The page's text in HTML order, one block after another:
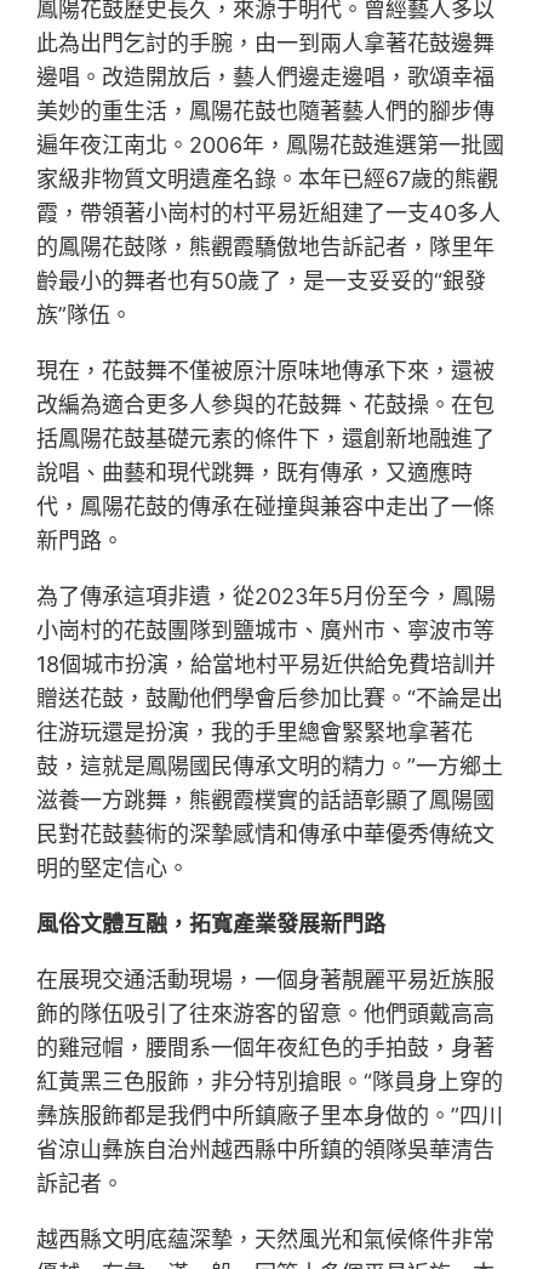
鳳陽花鼓歷史長久，來源于明代。曾經藝人多以
此為出門乞討的手腕，由一到兩人拿著花鼓邊舞
邊唱。改造開放后，藝人們邊走邊唱，歌頌幸福
美妙的重生活，鳳陽花鼓也隨著藝人們的腳步傳
遍年夜江南北。2006年，鳳陽花鼓進選第一批國
家級非物質文明遺產名錄。本年已經67歲的熊觀
霞，帶領著小崗村的村平易近組建了一支40多人
的鳳陽花鼓隊，熊觀霞驕傲地告訴記者，隊里年
齡最小的舞者也有50歲了，是一支妥妥的“銀發
族”隊伍。
現在，花鼓舞不僅被原汁原味地傳承下來，還被
改編為適合更多人參與的花鼓舞、花鼓操。在包
括鳳陽花鼓基礎元素的條件下，還創新地融進了
說唱、曲藝和現代跳舞，既有傳承，又適應時
代，鳳陽花鼓的傳承在碰撞與兼容中走出了一條
新門路。
為了傳承這項非遺，從2023年5月份至今，鳳陽
小崗村的花鼓團隊到鹽城市、廣州市、寧波市等
18個城市扮演，給當地村平易近供給免費培訓并
贈送花鼓，鼓勵他們學會后參加比賽。“不論是出
往游玩還是扮演，我的手里總會緊緊地拿著花
鼓，這就是鳳陽國民傳承文明的精力。”一方鄉土
滋養一方跳舞，熊觀霞樸實的話語彰顯了鳳陽國
民對花鼓藝術的深摯感情和傳承中華優秀傳統文
明的堅定信心。
風俗文體互融，拓寬產業發展新門路
在展現交通活動現場，一個身著靚麗平易近族服
飾的隊伍吸引了往來游客的留意。他們頭戴高高
的雞冠帽，腰間系一個年夜紅色的手拍鼓，身著
紅黃黑三色服飾，非分特別搶眼。“隊員身上穿的
彝族服飾都是我們中所鎮廠子里本身做的。”四川
省涼山彝族自治州越西縣中所鎮的領隊吳華清告
訴記者。
越西縣文明底蘊深摯，天然風光和氣候條件非常